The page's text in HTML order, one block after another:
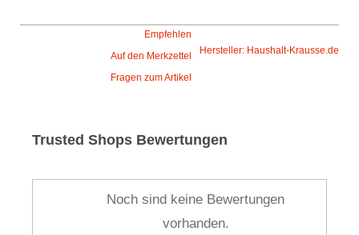
Hersteller: Haushalt-Krausse.de
Empfehlen
Auf den Merkzettel
Fragen zum Artikel
Trusted Shops Bewertungen
Noch sind keine Bewertungen
vorhanden.